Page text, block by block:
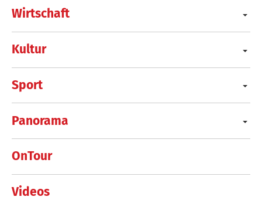
Wirtschaft
Kultur
Sport
Panorama
OnTour
Videos